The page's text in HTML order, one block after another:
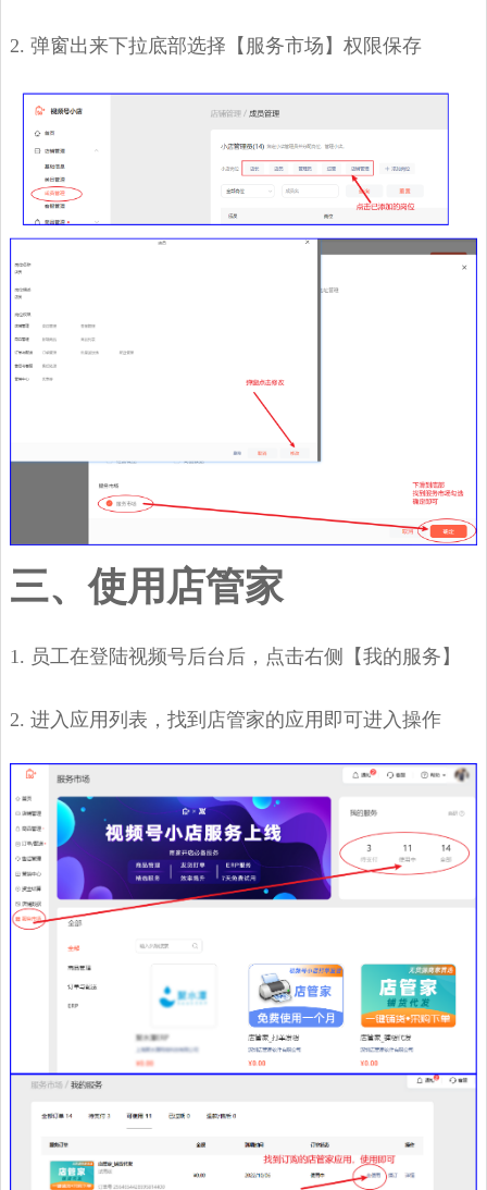
2. 弹窗出来下拉底部选择【服务市场】权限保存
三、使用店管家
1. 员工在登陆视频号后台后，点击右侧【我的服务】
2. 进入应用列表，找到店管家的应用即可进入操作